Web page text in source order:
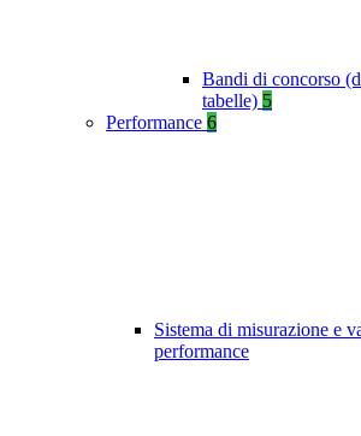
Bandi di concorso
tabelle) 5
Performance 6
Sistema di misurazione e
performance